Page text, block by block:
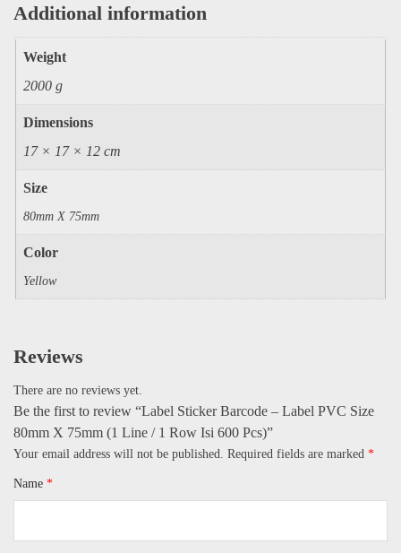
Additional information
Weight
2000 g
Dimensions
17 × 17 × 12 cm
Size
80mm X 75mm
Color
Yellow
Reviews
There are no reviews yet.
Be the first to review “Label Sticker Barcode – Label PVC Size
80mm X 75mm (1 Line / 1 Row Isi 600 Pcs)”
Your email address will not be published. Required fields are marked *
Name *